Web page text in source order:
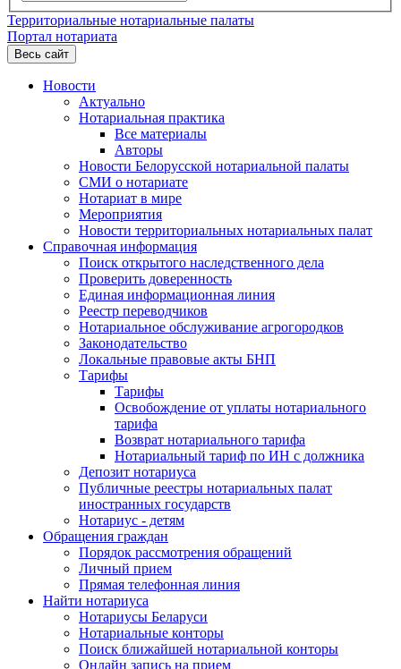
Территориальные нотариальные палаты
Портал нотариата
Весь сайт
Новости
Актуально
Нотариальная практика
Все материалы
Авторы
Новости Белорусской нотариальной палаты
СМИ о нотариате
Нотариат в мире
Мероприятия
Новости территориальных нотариальных палат
Справочная информация
Поиск открытого наследственного дела
Проверить доверенность
Единая информационная линия
Реестр переводчиков
Нотариальное обслуживание агрогородков
Законодательство
Локальные правовые акты БНП
Тарифы
Тарифы
Освобождение от уплаты нотариального
тарифа
Возврат нотариального тарифа
Нотариальный тариф по ИН с должника
Депозит нотариуса
Публичные реестры нотариальных палат
иностранных государств
Нотариус - детям
Обращения граждан
Порядок рассмотрения обращений
Личный прием
Прямая телефонная линия
Найти нотариуса
Нотариусы Беларуси
Нотариальные конторы
Поиск ближайшей нотариальной конторы
Онлайн запись на прием